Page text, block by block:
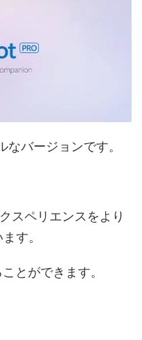
バージョンです。
スペリエンスをより
す。
とができます。